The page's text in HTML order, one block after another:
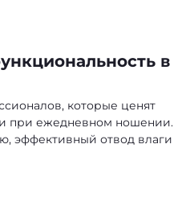
в
которые ценят
при ежедневном ношении.
эффективный отвод влаги